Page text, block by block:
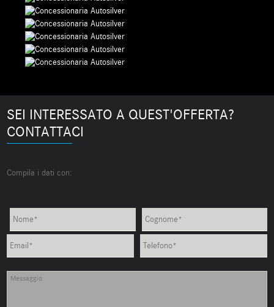
SEI INTERESSATO A QUEST'OFFERTA?
CONTATTACI
Compila i dati con: